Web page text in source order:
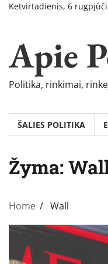
SkipKetvirtadienis, 6
Apie
Politika, rinkimai,
ŠALIES POLITIKA
Žyma:
Home Wall